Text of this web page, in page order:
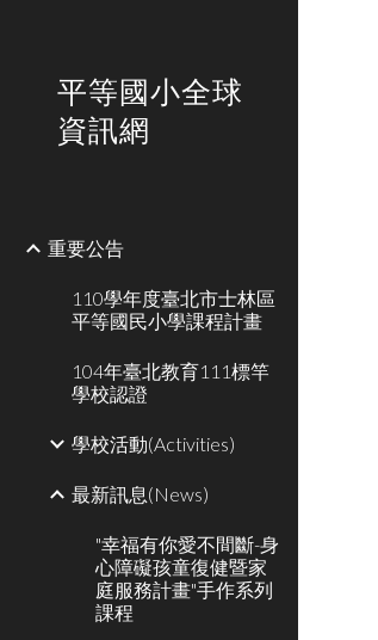
平等國小全球
資訊網
重要公告
110學年度臺北市士林區
平等國民小學課程計畫
104年臺北教育111標竿
學校認證
學校活動(Activities)
最新訊息(News)
"幸福有你愛不間斷-身
心障礙孩童復健暨家
庭服務計畫"手作系列
課程